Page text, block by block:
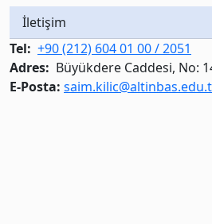
İletişim
Tel: +90 (212) 604 01 00 / 2051
Adres: Büyükdere Caddesi, No:
E-Posta: